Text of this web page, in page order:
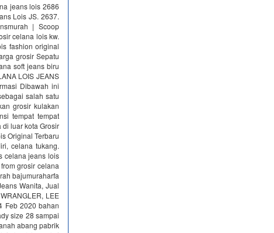
jeans lois 2686
Lois JS. 2637.
| Scoop
celana lois kw.
fashion original
grosir Sepatu
soft jeans biru
LOIS JEANS
Dibawah ini
salah satu
grosir kulakan
tempat tempat
luar kota Grosir
Original Terbaru
celana tukang.
celana jeans lois
grosir celana
bajumuraharfa
Wanita, Jual
LEE
Feb 2020 bahan
size 28 sampai
abang pabrik